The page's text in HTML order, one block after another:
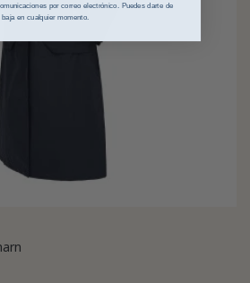
por correo electrónico. Puedes darte de
baja en cualquier momento.